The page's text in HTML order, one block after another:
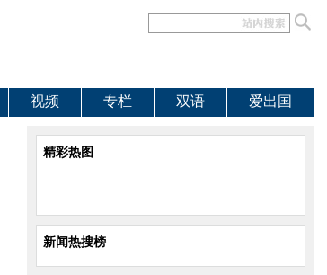
视频 专栏 双语 爱出国
精彩热图
新闻热搜榜